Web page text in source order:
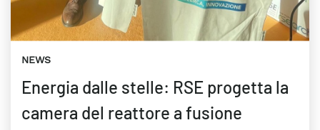
NEWS
Energia dalle stelle: RSE progetta la
camera del reattore a fusione